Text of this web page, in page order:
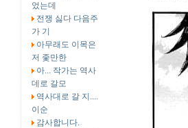
었는데
전쟁 싫다 다음주
가 기
아무래도 이목은
저 좇만한
아... 작가는 역사
데로 갈모
역사대로 갈 지....
이순
감사합니다.